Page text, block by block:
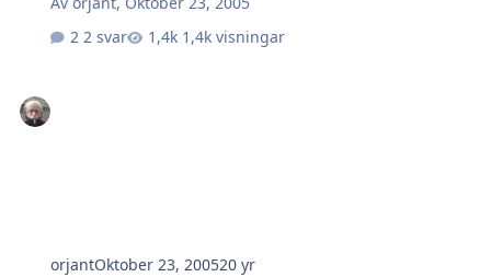
2 svar
1,4k visningar
orjantOktober 23, 200520 yr